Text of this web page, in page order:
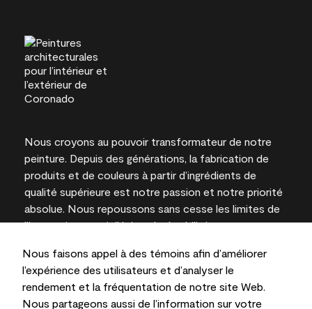
Nous faisons appel à des témoins afin d’améliorer
l’expérience des utilisateurs et d’analyser le
rendement et la fréquentation de notre site Web.
Nous partageons aussi de l’information sur votre
Nous croyons au pouvoir transformateur de notre
peinture. Depuis des générations, la fabrication de
produits et de couleurs à partir d’ingrédients de
qualité supérieure est notre passion et notre priorité
absolue. Nous repoussons sans cesse les limites de
l’innovation et privilégions la durabilité pour
l’expertise locale.